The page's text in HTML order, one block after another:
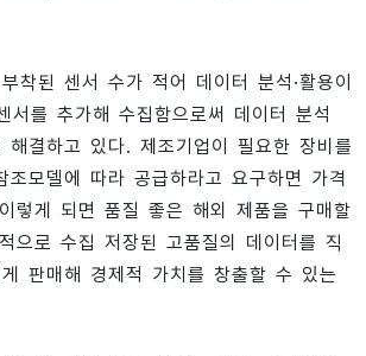
착된 센서 수가 적어 데이터 분석·활용이
서를 추가해 수집함으로써 데이터 분석
해결하고 있다. 제조기업이 필요한 장비를
모델에 따라 공급하라고 요구하면 가격
렇게 되면 품질 좋은 해외 제품을 구매할
으로 수집 저장된 고품질의 데이터를 직
판매해 경제적 가치를 창출할 수 있는